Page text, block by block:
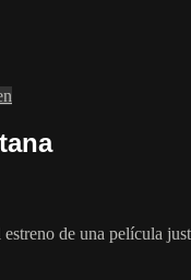
de una película